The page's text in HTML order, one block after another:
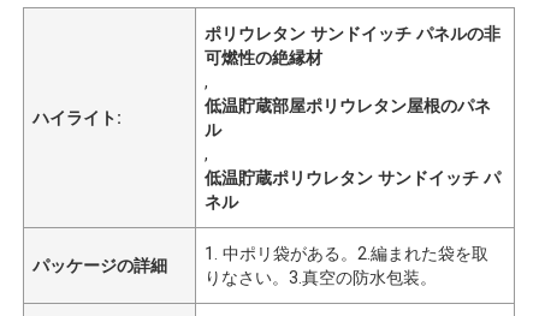
ハイライト:
ポリウレタン サンドイッチ パネルの非
可燃性の絶縁材
,
低温貯蔵部屋ポリウレタン屋根のパネ
ル
,
低温貯蔵ポリウレタン サンドイッチ パ
ネル
パッケージの詳細
1. 中ポリ袋がある。2.編まれた袋を取
りなさい。3.真空の防水包装。